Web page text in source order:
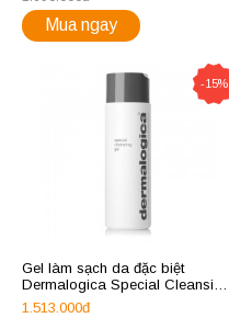
Mua ngay
-15%
Gel làm sạch da đặc biệt
Dermalogica Special Cleansing
Gel 250ml
1.513.000đ